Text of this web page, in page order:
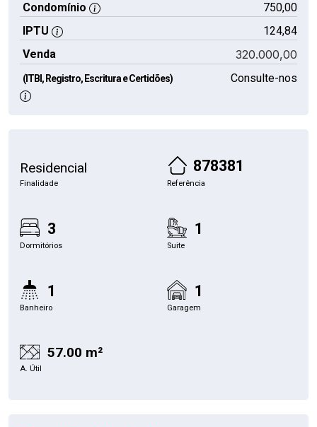
Condomínio
750,00
IPTU
124,84
Venda
320.000,00
(ITBI, Registro, Escritura e Certidões) Consulte-nos
Residencial
Finalidade
878381
Referência
3
Dormitórios
1
Suite
1
Banheiro
1
Garagem
57.00 m²
A. Útil